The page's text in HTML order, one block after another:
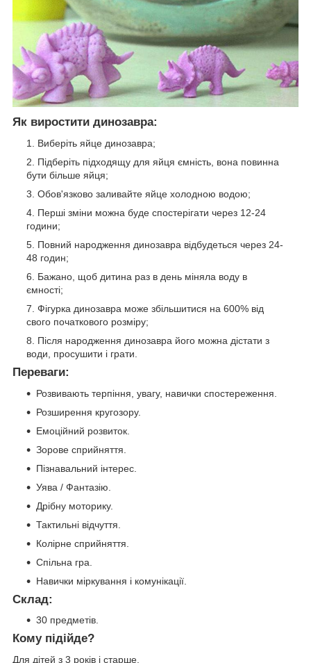
Як виростити динозавра:
Виберіть яйце динозавра;
Підберіть підходящу для яйця ємність, вона повинна
бути більше яйця;
Обов'язково заливайте яйце холодною водою;
Перші зміни можна буде спостерігати через 12-24
години;
Повний народження динозавра відбудеться через 24-
48 годин;
Бажано, щоб дитина раз в день міняла воду в
ємності;
Фігурка динозавра може збільшитися на 600% від
свого початкового розміру;
Після народження динозавра його можна дістати з
води, просушити і грати.
Переваги:
Розвивають терпіння, увагу, навички спостереження.
Розширення кругозору.
Емоційний розвиток.
Зорове сприйняття.
Пізнавальний інтерес.
Уява / Фантазію.
Дрібну моторику.
Тактильні відчуття.
Колірне сприйняття.
Спільна гра.
Навички міркування і комунікації.
Склад:
30 предметів.
Кому підійде?
Для дітей з 3 років і старше.